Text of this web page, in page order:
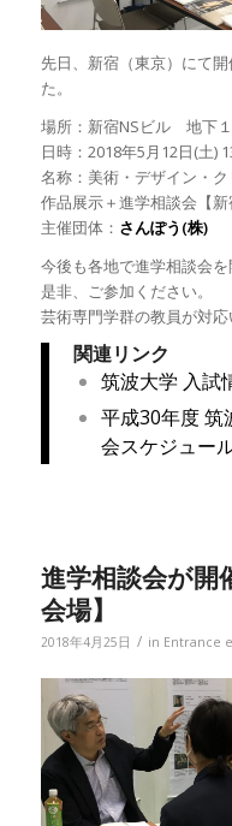
先日、新宿（東京）にて
た。
場所：新宿NSビル 地下
日時：2018年5月12日(土)
名称：美術・デザイン・
作品展示＋進学相談会【新
主催団体： さんぽう(株)
今後も各地で進学相談会を
是非、ご参加ください。
芸術専門学群の教員が対応
関連リンク
筑波大学 入試
平成30年度 筑
会スケジュー
進学相談会が開
会場】
2018年4月25日 / in Entrance